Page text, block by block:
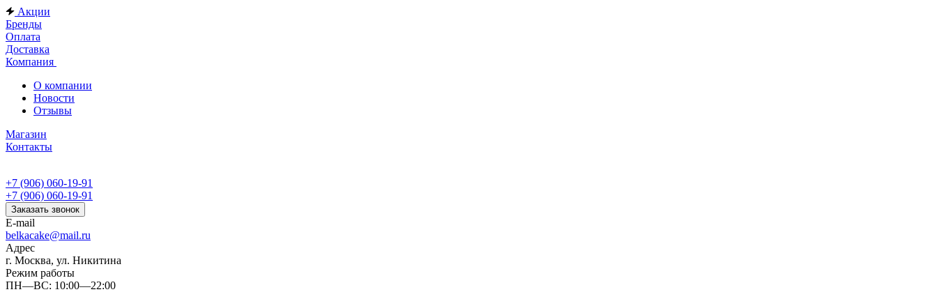
Акции
Бренды
Оплата
Доставка
Компания
О компании
Новости
Отзывы
Магазин
Контакты
+7 (906) 060-19-91
+7 (906) 060-19-91
Заказать звонок
E-mail
belkacake@mail.ru
Адрес
г. Москва, ул. Никитина
Режим работы
ПН—ВС: 10:00—22:00